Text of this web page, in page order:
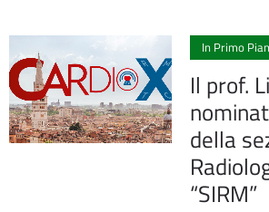
In Primo
Il prof.
della
“SIRM”